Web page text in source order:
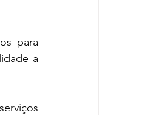
para
a